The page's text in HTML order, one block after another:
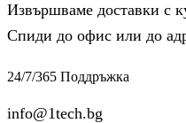
Извършваме доставки с
Спиди до офис или до
24/7/365 Поддръжка
info@1tech.bg